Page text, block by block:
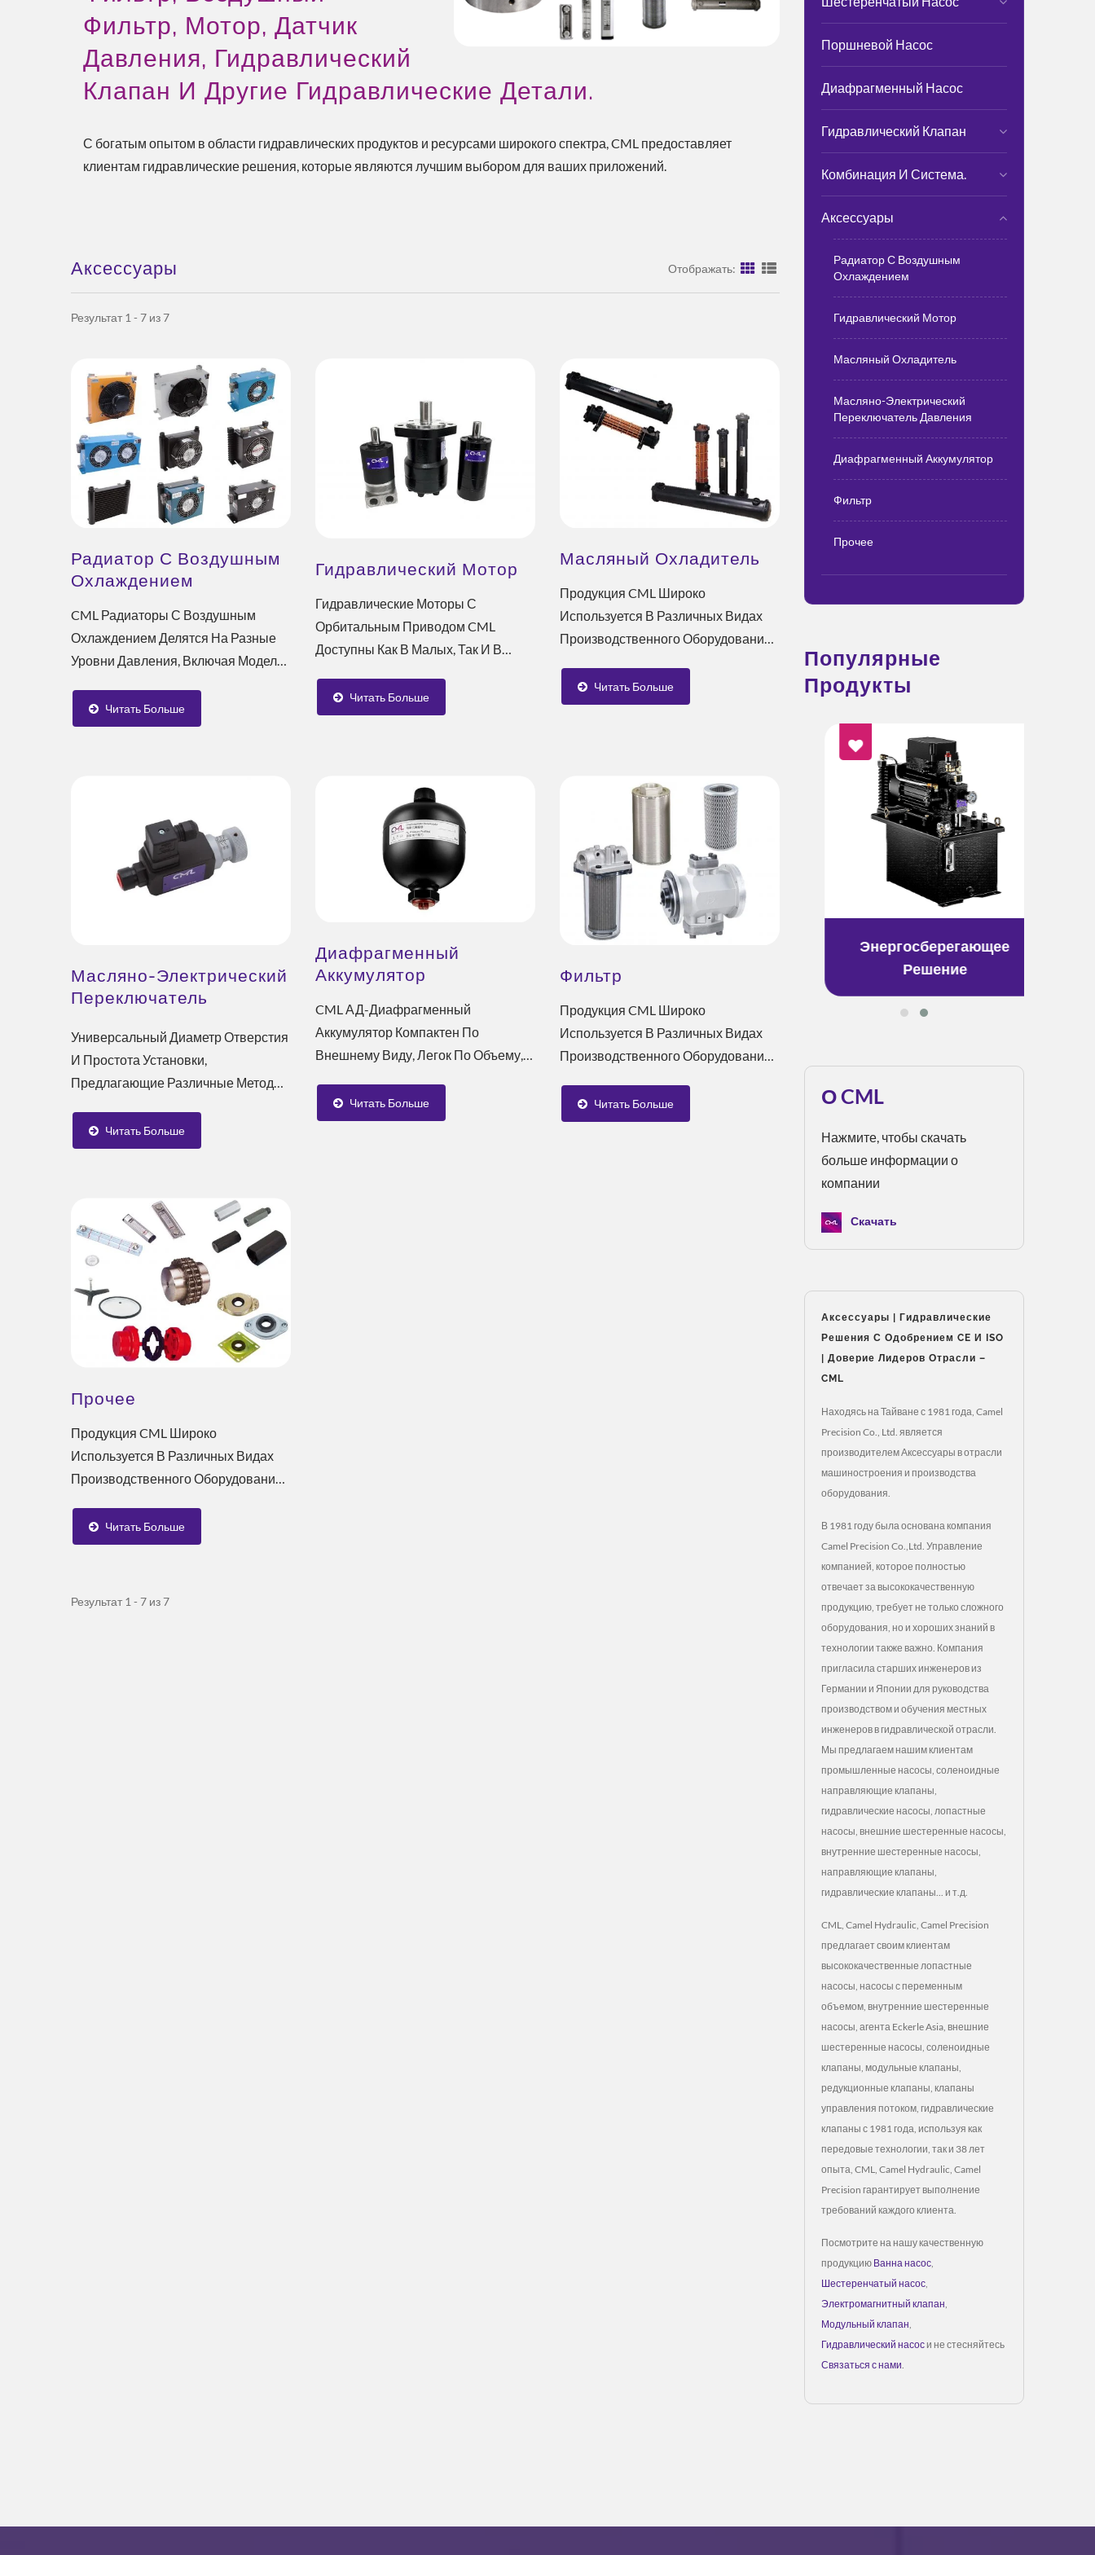
Фильтр, Мотор, Датчик
Давления, Гидравлический
Клапан И Другие Гидравлические Детали.
С богатым опытом в области гидравлических продуктов и ресурсами широкого спектра, CML предоставляет
клиентам гидравлические решения, которые являются лучшим выбором для ваших приложений.
Аксессуары Отображать:
Результат 1 - 7 из 7
Радиатор С Воздушным
Охлаждением
CML Радиаторы С Воздушным
Охлаждением Делятся На Разные
Уровни Давления, Включая Модели
Читать Больше
Гидравлический Мотор
Гидравлические Моторы С
Орбитальным Приводом CML
Доступны Как В Малых, Так И В
Осевые...Читать Больше
Масляный Охладитель
Продукция CML Широко
Используется В Различных Видах
Производственного Оборудования,
Оборудования,...
Читать Больше
Масляно-Электрический
Переключатель
Универсальный Диаметр Отверстия
И Простота Установки,
Предлагающие Различные Методы
Читать Больше
Диафрагменный
Аккумулятор
CML АД-Диафрагменный
Аккумулятор Компактен По
Внешнему Виду, Легок По Объему,
Низкую...Читать Больше
Фильтр
Продукция CML Широко
Используется В Различных Видах
Производственного Оборудования,
Оборудования,...
Читать Больше
Прочее
Продукция CML Широко
Используется В Различных Видах
Производственного Оборудования,
Оборудования,...
Читать Больше
Результат 1 - 7 из 7
Поршневой Насос
Диафрагменный Насос
Гидравлический Клапан
Комбинация И Система.
Аксессуары
Радиатор С Воздушным
Охлаждением
Гидравлический Мотор
Масляный Охладитель
Масляно-Электрический
Переключатель Давления
Диафрагменный Аккумулятор
Фильтр
Прочее
Популярные
Продукты
ESG
Энергосберегающее
Решение
Решение Для Охлаждения
Энергосберегающее
Решение
О CML
Нажмите, чтобы скачать
больше информации о
компании
Скачать
Аксессуары | Гидравлические
Решения С Одобрением CE И ISO
| Доверие Лидеров Отрасли –
CML
Находясь на Тайване с 1981 года, Camel
Precision Co., Ltd. является
производителем Аксессуары в отрасли
машиностроения и производства
оборудования.
В 1981 году была основана компания
Camel Precision Co.,Ltd. Управление
компанией, которое полностью
отвечает за высококачественную
продукцию, требует не только сложного
оборудования, но и хороших знаний в
технологии также важно. Компания
пригласила старших инженеров из
Германии и Японии для руководства
производством и обучения местных
инженеров в гидравлической отрасли.
Мы предлагаем нашим клиентам
промышленные насосы, соленоидные
направляющие клапаны,
гидравлические насосы, лопастные
насосы, внешние шестеренные насосы,
внутренние шестеренные насосы,
направляющие клапаны,
гидравлические клапаны... и т.д.
CML, Camel Hydraulic, Camel Precision
предлагает своим клиентам
высококачественные лопастные
насосы, насосы с переменным
объемом, внутренние шестеренные
насосы, агента Eckerle Asia, внешние
шестеренные насосы, соленоидные
клапаны, модульные клапаны,
редукционные клапаны, клапаны
управления потоком, гидравлические
клапаны с 1981 года, используя как
передовые технологии, так и 38 лет
опыта, CML, Camel Hydraulic, Camel
Precision гарантирует выполнение
требований каждого клиента.
Посмотрите на нашу качественную
продукцию Ванна насос
Шестеренчатый насос
Электромагнитный клапан
Модульный клапан
Гидравлический насос и не стесняйтесь
Связаться с нами